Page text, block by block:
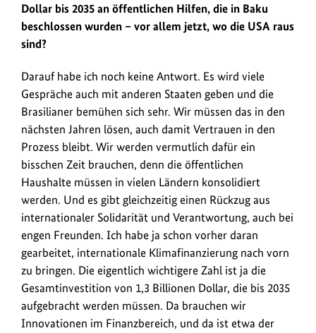
Dollar bis 2035 an öffentlichen Hilfen, die in Baku
beschlossen wurden – vor allem jetzt, wo die USA raus
sind?
Darauf habe ich noch keine Antwort. Es wird viele
Gespräche auch mit anderen Staaten geben und die
Brasilianer bemühen sich sehr. Wir müssen das in den
nächsten Jahren lösen, auch damit Vertrauen in den
Prozess bleibt. Wir werden vermutlich dafür ein
bisschen Zeit brauchen, denn die öffentlichen
Haushalte müssen in vielen Ländern konsolidiert
werden. Und es gibt gleichzeitig einen Rückzug aus
internationaler Solidarität und Verantwortung, auch bei
engen Freunden. Ich habe ja schon vorher daran
gearbeitet, internationale Klimafinanzierung nach vorn
zu bringen. Die eigentlich wichtigere Zahl ist ja die
Gesamtinvestition von 1,3 Billionen Dollar, die bis 2035
aufgebracht werden müssen. Da brauchen wir
Innovationen im Finanzbereich, und da ist etwa der